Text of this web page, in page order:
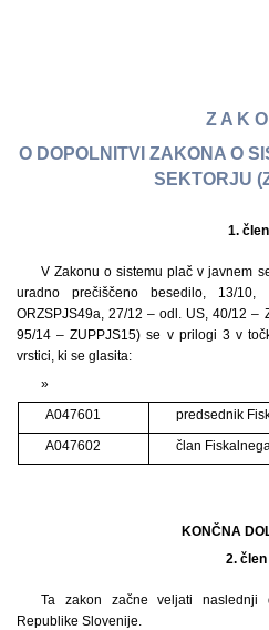
Z A K O
O DOPOLNITVI ZAKONA O
SEKTORJU
1. člen
V Zakonu o sistemu plač v javnem
uradno prečiščeno besedilo, 13/
ORZSPJS49a, 27/12 – odl. US, 40/12 –
95/14 – ZUPPJS15) se v prilogi 3 v
vrstici, ki se glasita:
»
A047601
predsednik
A047602
član
KONČNA
2. člen
Ta zakon začne veljati
Republike Slovenije.